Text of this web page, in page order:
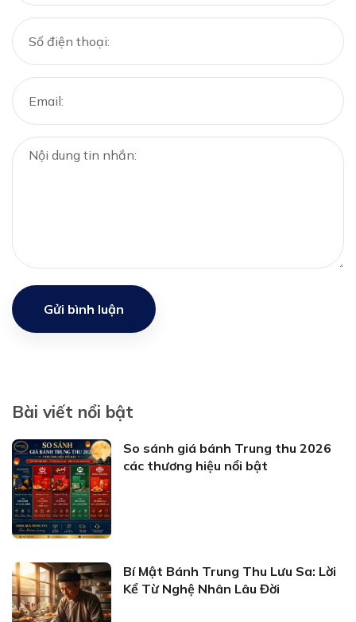
Gửi bình luận
Bài viết nổi bật
So sánh giá bánh Trung thu 2026
các thương hiệu nổi bật
Bí Mật Bánh Trung Thu Lưu Sa: Lời
Kể Từ Nghệ Nhân Lâu Đời